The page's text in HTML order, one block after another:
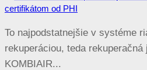
To najpodstatnejšie v systéme
rekuperáciou, teda rekuperačná
KOMBIAIR...